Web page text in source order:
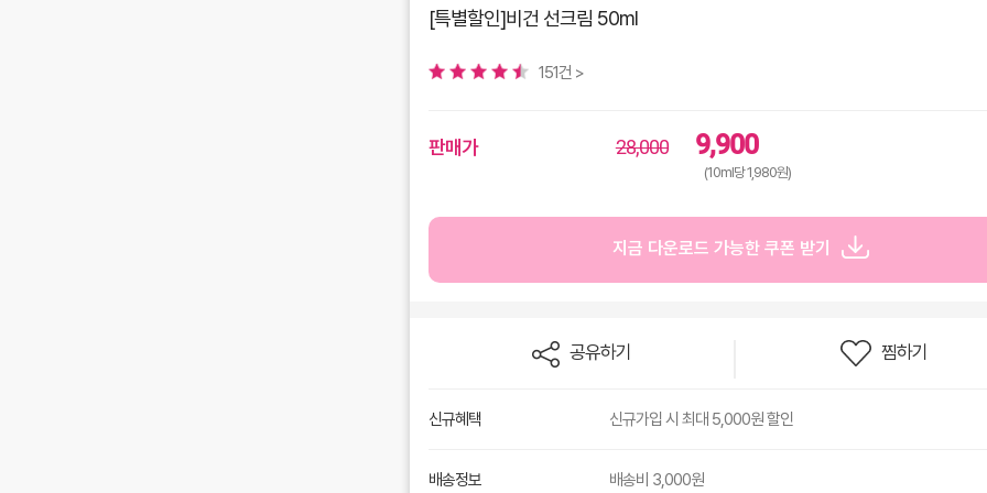
[특별할인]비건 선크림 50ml
151건 >
판매가 28,000 9,900
(10ml당 1,980원)
지금 다운로드 가능한 쿠폰 받기
공유하기 찜하기
신규혜택 신규가입 시 최대 5,000원 할인
배송정보 배송비 3,000원